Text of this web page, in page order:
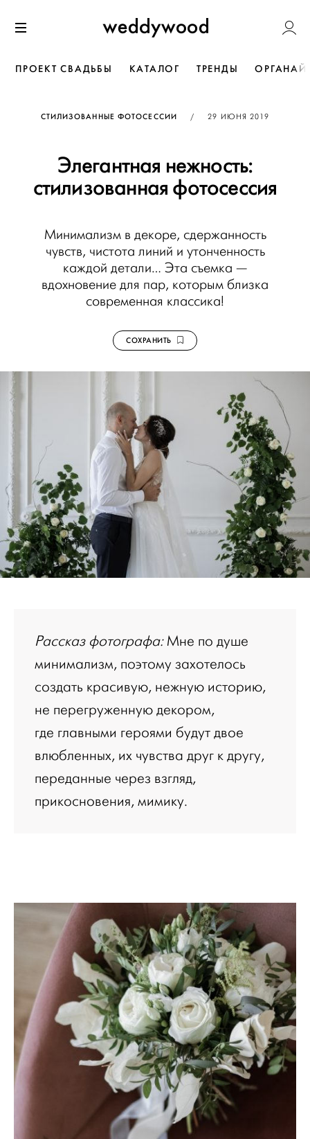
к содержанию
Weddywood
ПРОЕКТ СВАДЬБЫ КАТАЛОГ ТРЕНДЫ
СТИЛИЗОВАННЫЕ ФОТОСЕССИИ / ОПУБЛИКОВАНО
29 ИЮНЯ 2019
Элегантная нежность:
стилизованная фотосессия
Минимализм в декоре, сдержанность
чувств, чистота линий и утонченность
каждой детали… Эта съемка —
вдохновение для пар, которым близка
современная классика!
СОХРАНИТЬ
Рассказ фотографа:Мне по душе
минимализм, поэтому захотелось
создать красивую, нежную историю,
не перегруженную декором,
где главными героями будут двое
влюбленных, их чувства друг к другу,
переданные через взгляд,
прикосновения, мимику.